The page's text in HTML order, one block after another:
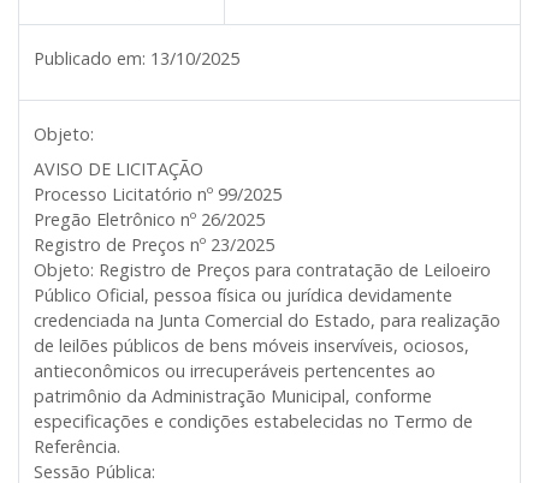
Publicado em: 13/10/2025
Objeto:
AVISO DE LICITAÇÃO
Processo Licitatório nº 99/2025
Pregão Eletrônico nº 26/2025
Registro de Preços nº 23/2025
Objeto: Registro de Preços para contratação de Leiloeiro
Público Oficial, pessoa física ou jurídica devidamente
credenciada na Junta Comercial do Estado, para realização
de leilões públicos de bens móveis inservíveis, ociosos,
antieconômicos ou irrecuperáveis pertencentes ao
patrimônio da Administração Municipal, conforme
especificações e condições estabelecidas no Termo de
Referência.
Sessão Pública: